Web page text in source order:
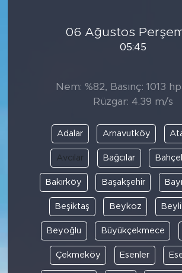
06 Ağustos
05:45
Nem: %82, Basınç: 1013
Rüzgar: 4.39 m/s
Adalar Arnavutköy
Avcılar Bağcılar
Bakırköy Başakşehir
Beşiktaş Beykoz
Beyoğlu Büyükçekmece
Çekmeköy Esenler